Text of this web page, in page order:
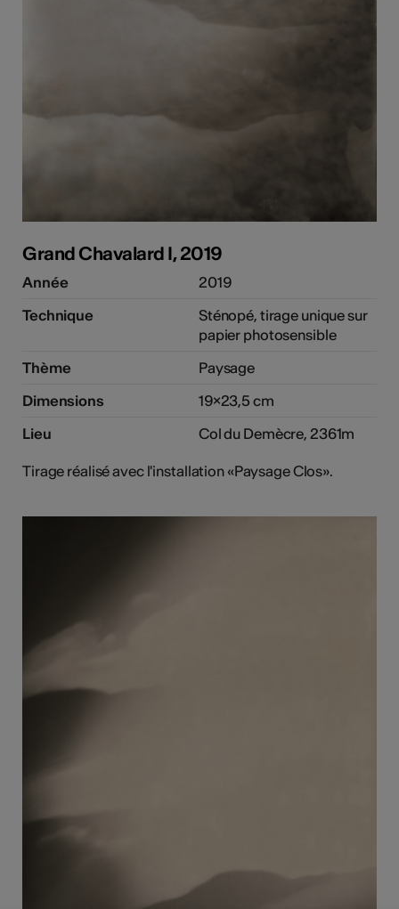
Grand Chavalard I, 2019
Année
2019
Technique
Sténopé, tirage unique sur
papier photosensible
Thème
Paysage
Dimensions
19×23,5 cm
Lieu
Col du Demècre, 2361m
Tirage réalisé avec l'installation «Paysage Clos».